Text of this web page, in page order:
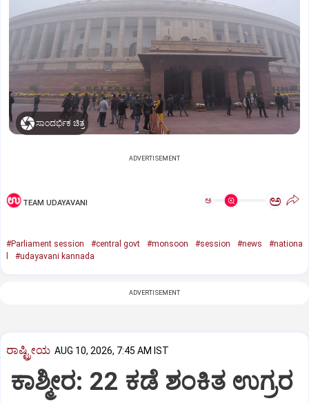
ಸಾಂದರ್ಭಿಕ ಚಿತ್ರ
ADVERTISEMENT
TEAM UDAYAVANI ಅ ಅ
#Parliament session #central govt #monsoon #session #news
#nationa
#udayavani kannada
ADVERTISEMENT
ರಾಷ್ಟ್ರೀಯ AUG 10, 2026, 7:45 AM IST
ಕಾಶ್ಮೀರ: 22 ಕಡೆ ಶಂಕಿತ ಉಗ್ರರ